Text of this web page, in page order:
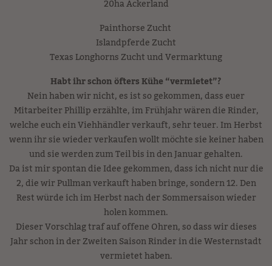
20ha Ackerland
Painthorse Zucht
Islandpferde Zucht
Texas Longhorns Zucht und Vermarktung
Habt ihr schon öfters Kühe “vermietet”?
Nein haben wir nicht, es ist so gekommen, dass euer
Mitarbeiter Phillip erzählte, im Frühjahr wären die Rinder,
welche euch ein Viehhändler verkauft, sehr teuer. Im Herbst
wenn ihr sie wieder verkaufen wollt möchte sie keiner haben
und sie werden zum Teil bis in den Januar gehalten.
Da ist mir spontan die Idee gekommen, dass ich nicht nur die
2, die wir Pullman verkauft haben bringe, sondern 12. Den
Rest würde ich im Herbst nach der Sommersaison wieder
holen kommen.
Dieser Vorschlag traf auf offene Ohren, so dass wir dieses
Jahr schon in der Zweiten Saison Rinder in die Westernstadt
vermietet haben.